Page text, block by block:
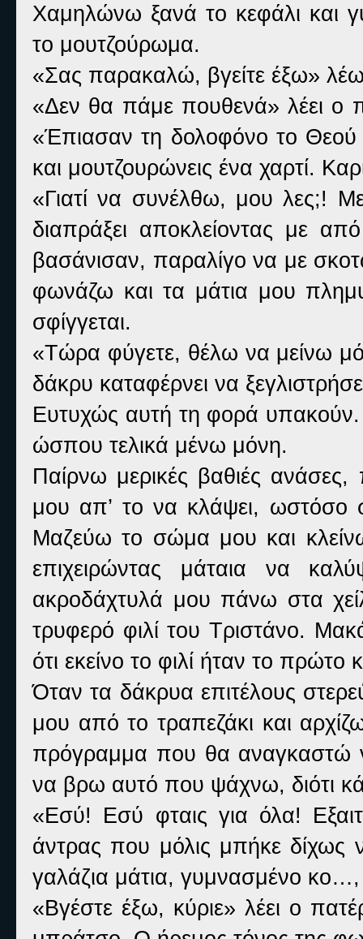
Χαμηλώνω ξανά το κεφάλι και
το μουτζούρωμα.
«Σας παρακαλώ, βγείτε έξω»
«Δεν θα πάμε πουθενά» λέει ο
«Έπιασαν τη δολοφόνο το Θεού
και μουτζουρώνεις ένα χαρτί.
«Γιατί να συνέλθω, μου λες;!
διαπράξει αποκλείοντας με
βασάνισαν, παραλίγο να με
φωνάζω και τα μάτια μου
σφίγγεται.
«Τώρα φύγετε, θέλω να μείνω
δάκρυ καταφέρνει να
Ευτυχώς αυτή τη φορά
ώσπου τελικά μένω μόνη.
Παίρνω μερικές βαθιές
μου απ’ το να κλάψει, ωστόσο
Μαζεύω το σώμα μου και
επιχειρώντας μάταια να
ακροδάχτυλά μου πάνω στα
τρυφερό φιλί του Τριστάνο.
ότι εκείνο το φιλί ήταν το πρώτο
Όταν τα δάκρυα επιτέλους
μου από το τραπεζάκι και
πρόγραμμα που θα αναγκαστώ
να βρω αυτό που ψάχνω, διότι
«Εσύ! Εσύ φταις για όλα!
άντρας που μόλις μπήκε δίχως
γαλάζια μάτια, γυμνασμένο κο…,
«Βγέστε έξω, κύριε» λέει ο